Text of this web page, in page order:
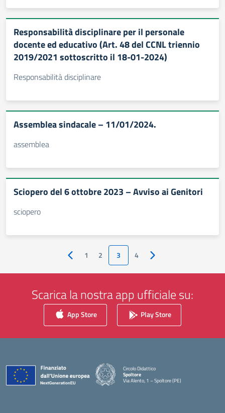
Responsabilità disciplinare per il personale
docente ed educativo (Art. 48 del CCNL triennio
2019/2021 sottoscritto il 18-01-2024)
Responsabilità disciplinare
Assemblea sindacale – 11/01/2024.
assemblea
Sciopero del 6 ottobre 2023 – Avviso ai Genitori
sciopero
Pagina precedente
1 2 3 4 Pagina successiva
Scarica la nostra app ufficiale su:
App Store Play Store
Circolo Didattico
Spoltore
Via Alento, 1 – Spoltore (PE)
— Visita la pagina iniziale della scuola